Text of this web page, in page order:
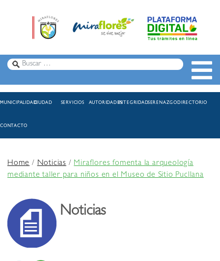
MUNICIPALIDADCIUDAD SERVICIOS AUTORIDADESINTEGRIDADSERENAZGODIRECTORIO
CONTACTO
Home/Noticias /Miraflores fomenta la arqueología
mediante taller para niños en el Museo de Sitio Pucllana
Noticias